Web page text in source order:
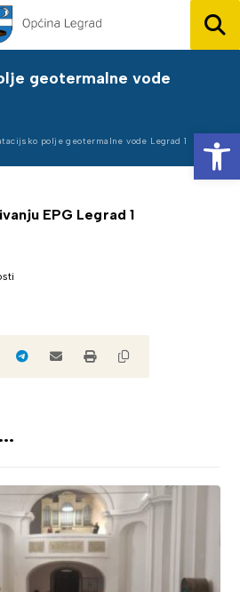
geotermalne vode
polje geotermalne vode Legrad 1
EPG Legrad 1